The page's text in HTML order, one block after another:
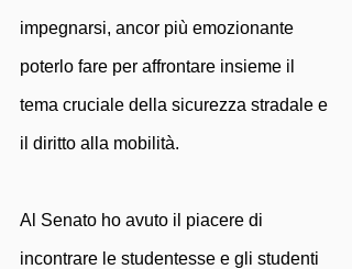
impegnarsi, ancor più emozionante
poterlo fare per affrontare insieme il
tema cruciale della sicurezza stradale e
il diritto alla mobilità.
Al Senato ho avuto il piacere di
incontrare le studentesse e gli studenti